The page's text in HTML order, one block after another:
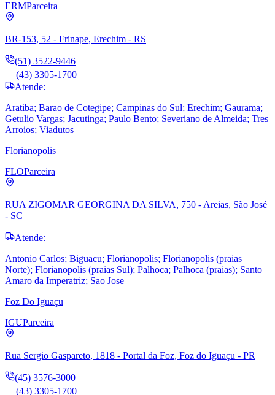
ERMParceira
BR-153, 52 - Frinape, Erechim - RS
(51) 3522-9446
(43) 3305-1700
Atende:
Aratiba; Barao de Cotegipe; Campinas do Sul; Erechim; Gaurama;
Getulio Vargas; Jacutinga; Paulo Bento; Severiano de Almeida; Tres
Arroios; Viadutos
Florianopolis
FLOParceira
RUA ZIGOMAR GEORGINA DA SILVA, 750 - Areias, São José
- SC
Atende:
Antonio Carlos; Biguacu; Florianopolis; Florianopolis (praias
Norte); Florianopolis (praias Sul); Palhoca; Palhoca (praias); Santo
Amaro da Imperatriz; Sao Jose
Foz Do Iguaçu
IGUParceira
Rua Sergio Gaspareto, 1818 - Portal da Foz, Foz do Iguaçu - PR
(45) 3576-3000
(43) 3305-1700